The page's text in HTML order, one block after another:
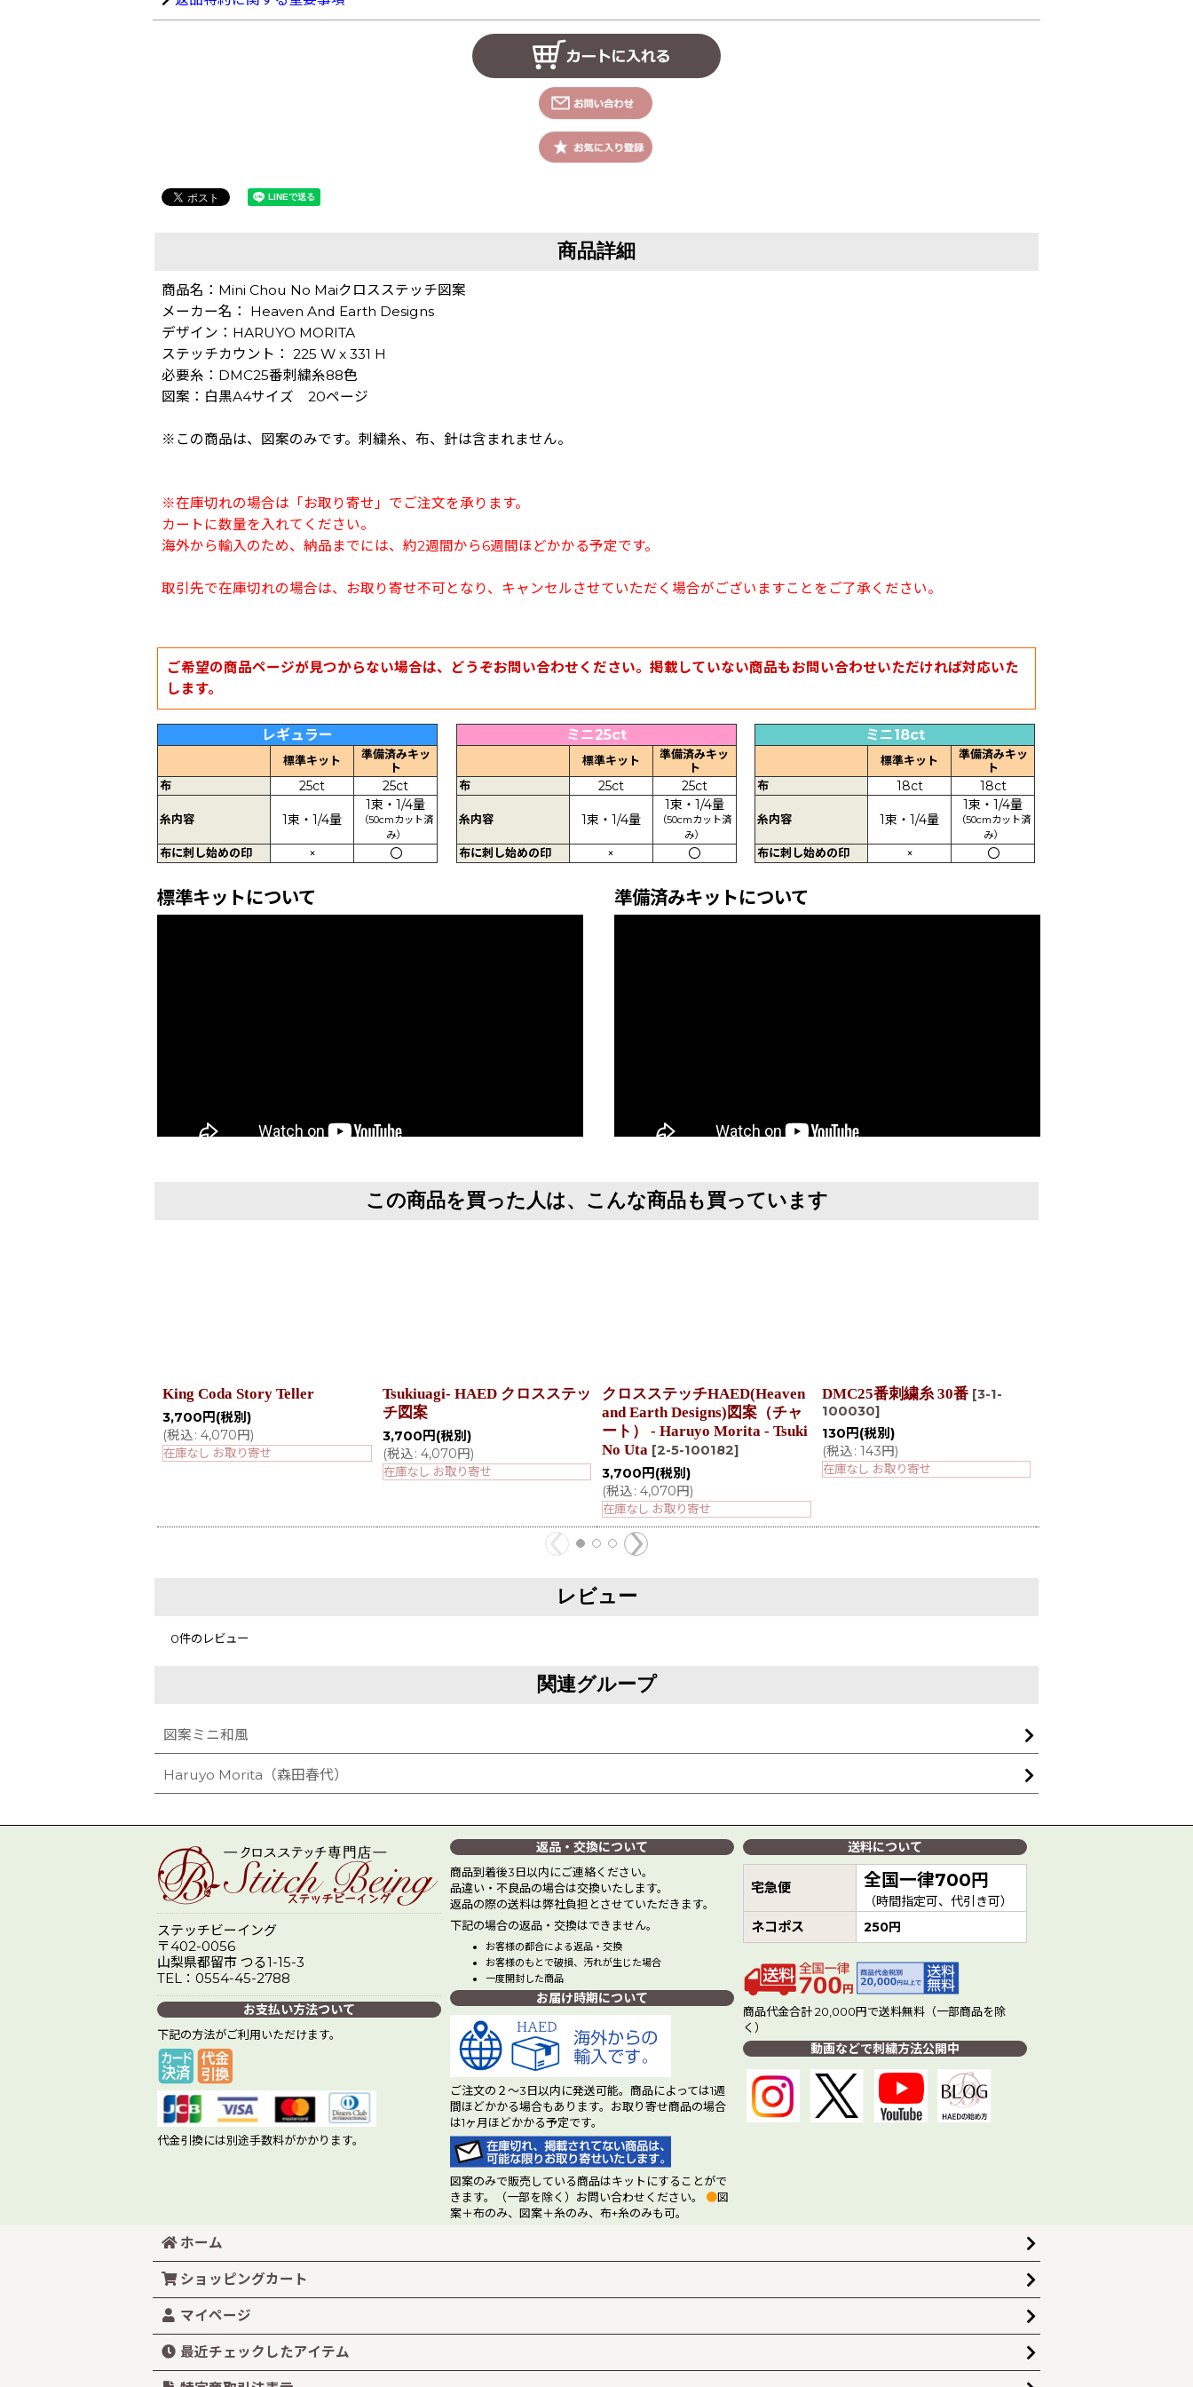
商品詳細
商品名：Mini Chou No Maiクロスステッチ図案
メーカー名： Heaven And Earth Designs
デザイン：HARUYO MORITA
ステッチカウント： 225 W x 331 H
必要糸：DMC25番刺繍糸88色
図案：白黒A4サイズ 20ページ
※この商品は、図案のみです。刺繍糸、布、針は含まれません。
※在庫切れの場合は「お取り寄せ」でご注文を承ります。
カートに数量を入れてください。
海外から輸入のため、納品までには、約2週間から6週間ほどかかる予定です。
取引先で在庫切れの場合は、お取り寄せ不可となり、キャンセルさせていただく場合がございますことをご了承ください。
ご希望の商品ページが見つからない場合は、どうぞお問い合わせください。掲載していない商品もお問い合わせいただければ対応いた
します。
レギュラー
標準キット
準備済みキッ
ト
布
25ct 25ct
糸内容 1束・1/4量
1束・1/4量
（50cmカット済
み）
布に刺し始めの印 × 〇
ミニ25ct
標準キット
準備済みキッ
ト
布
25ct 25ct
糸内容 1束・1/4量
1束・1/4量
（50cmカット済
み）
布に刺し始めの印 × 〇
ミニ18ct
標準キット
準備済みキッ
ト
布
18ct 18ct
糸内容 1束・1/4量
1束・1/4量
（50cmカット済
み）
布に刺し始めの印 × 〇
標準キットについて 準備済みキットについて
この商品を買った人は、こんな商品も買っています
King Coda Story Teller
3,700 円 (税別)
(税込: 4,070円)
在庫なし お取り寄せ
Tsukiuagi- HAED クロスステッ
チ図案
3,700 円 (税別)
(税込: 4,070円)
在庫なし お取り寄せ
クロスステッチHAED(Heaven
and Earth Designs)図案（チャ
ート） - Haruyo Morita - Tsuki
No Uta [2-5-100182]
3,700 円 (税別)
(税込: 4,070円)
在庫なし お取り寄せ
DMC25番刺繍糸 30番 [3-1-
100030]
130 円 (税別)
(税込: 143円)
在庫なし お取り寄せ
レビュー
0件のレビュー
関連グループ
図案ミニ和風
Haruyo Morita（森田春代）
ステッチビーイング
〒402-0056
山梨県都留市 つる1-15-3
TEL：0554-45-2788
お支払い方法ついて
下記の方法がご利用いただけます。
代金引換には別途手数料がかかります。
返品・交換について
商品到着後3日以内にご連絡ください。
品違い・不良品の場合は交換いたします。
返品の際の送料は弊社負担とさせていただきます。
下記の場合の返品・交換はできません。
お客様の都合による返品・交換
お客様のもとで破損、汚れが生じた場合
一度開封した商品
お届け時期について
ご注文の２～3日以内に発送可能。商品によっては1週
間ほどかかる場合もあります。お取り寄せ商品の場合
は1ヶ月ほどかかる予定です。
図案のみで販売している商品はキットにすることがで
きます。（一部を除く）お問い合わせください。 ●図
案＋布のみ、図案＋糸のみ、布+糸のみも可。
送料について
宅急便 全国一律700円
（時間指定可、代引き可）
ネコポス 250円
商品代金合計 20,000円で送料無料（一部商品を除
く）
動画などで刺繍方法公開中
ホーム
ショッピングカート
マイページ
最近チェックしたアイテム